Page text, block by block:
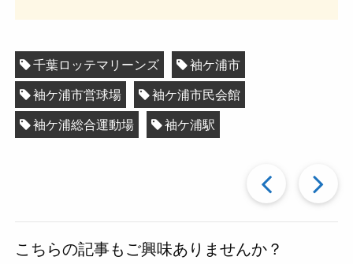
千葉ロッテマリーンズ
袖ケ浦市
袖ケ浦市営球場
袖ケ浦市民会館
袖ケ浦総合運動場
袖ケ浦駅
過
去
こちらの記事もご興味ありませんか？